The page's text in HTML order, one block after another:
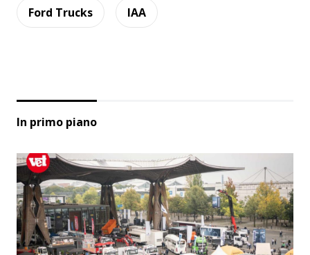
Ford Trucks IAA
In primo piano